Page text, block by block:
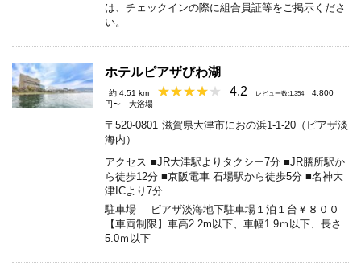
は、チェックインの際に組合員証等をご掲示くださ
い。
ホテルピアザびわ湖
約 4.51 km 4.2 レビュー数:1,354
4,800
円〜
大浴場
〒520-0801 滋賀県大津市におの浜1-1-20（ピアザ淡
海内）
アクセス ■JR大津駅よりタクシー7分 ■JR膳所駅か
ら徒歩12分 ■京阪電車 石場駅から徒歩5分 ■名神大
津ICより7分
駐車場
ピアザ淡海地下駐車場１泊１台￥８００
【車両制限】車高2.2m以下、車幅1.9ｍ以下、長さ
5.0ｍ以下